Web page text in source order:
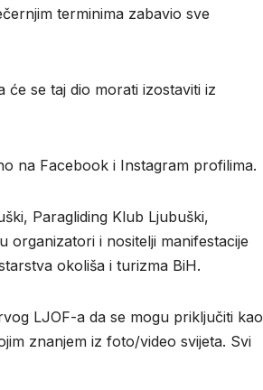
terminima zabavio sve
će se taj dio morati izostaviti iz
na Facebook i Instagram profilima.
Paragliding Klub Ljubuški,
organizatori i nositelji manifestacije
okoliša i turizma BiH.
LJOF-a da se mogu priključiti kao
znanjem iz foto/video svijeta. Svi